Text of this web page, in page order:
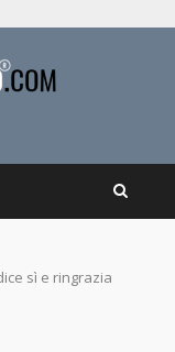
sì e ringrazia